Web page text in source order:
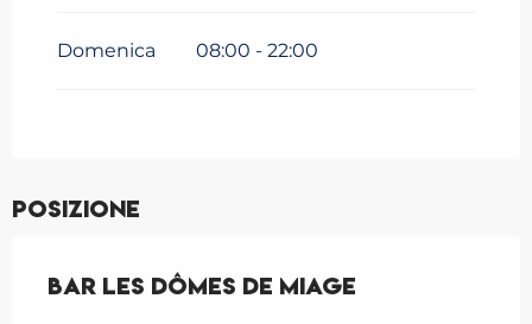
Domenica 08:00 - 22:00
Posizione
Bar Les Dômes de Miage